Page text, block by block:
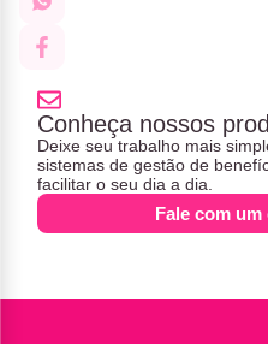
Conheça nossos
Deixe seu trabalho mais
sistemas de gestão de
facilitar o seu dia a dia.
Fale com